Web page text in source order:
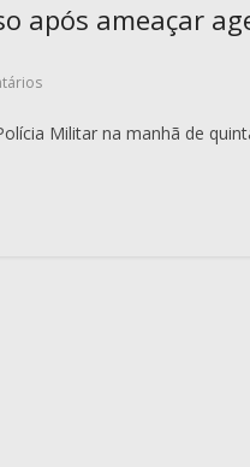
após ameaçar
Militar na manhã de